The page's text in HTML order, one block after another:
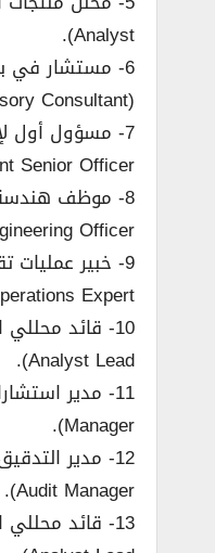
Analyst).
Consultant).
Senior Officer).
Officer).
Expert).
Analyst Lead).
Manager).
Audit Manager).